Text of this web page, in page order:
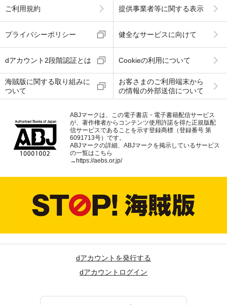
ご利用規約 提供事業者等に関する表示
プライバシーポリシー 健全なサービスに向けて
dアカウント2段階認証とは Cookieの利用について
海賊版に関する取り組みに
ついて
お客さまのご利用端末から
の情報の外部送信について
ABJマークは、この電子書店・電子書籍配信サービス
が、著作権者からコンテンツ使用許諾を得た正規版配
信サービスであることを示す登録商標（登録番号 第
6091713号）です。
ABJマークの詳細、ABJマークを掲示しているサービス
の一覧はこちら
→https://aebs.or.jp/
dアカウントを発行する
dアカウントログイン